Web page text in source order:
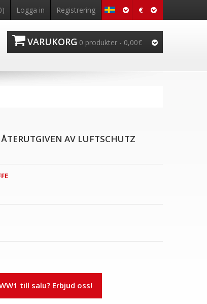
€
Logga in Registrering
VARUKORG 0 produkter - 0,00€
AV LUFTSCHUTZ
till salu? Erbjud oss!